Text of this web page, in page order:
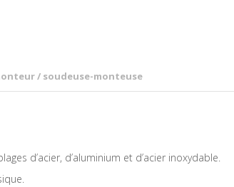
/ soudeuse-monteuse
d’acier, d’aluminium et d’acier inoxydable.